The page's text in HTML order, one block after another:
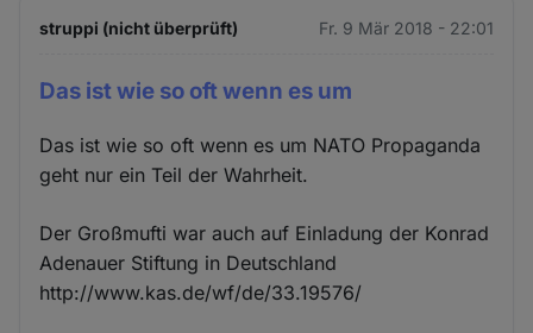
struppi (nicht überprüft) Fr. 9 Mär 2018 - 22:01
Das ist wie so oft wenn es um
Das ist wie so oft wenn es um NATO Propaganda
geht nur ein Teil der Wahrheit.
Der Großmufti war auch auf Einladung der Konrad
Adenauer Stiftung in Deutschland
http://www.kas.de/wf/de/33.19576/